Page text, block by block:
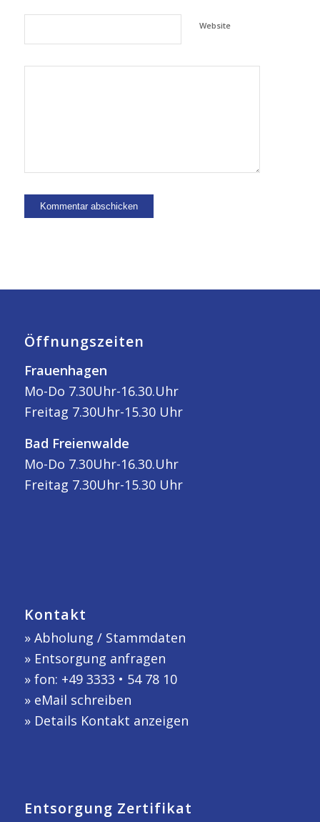
Website
Öffnungszeiten
Frauenhagen
Mo-Do 7.30Uhr-16.30.Uhr
Freitag 7.30Uhr-15.30 Uhr
Bad Freienwalde
Mo-Do 7.30Uhr-16.30.Uhr
Freitag 7.30Uhr-15.30 Uhr
Kontakt
» Abholung / Stammdaten
» Entsorgung anfragen
» fon: +49 3333 • 54 78 10
» eMail schreiben
» Details Kontakt anzeigen
Entsorgung Zertifikat